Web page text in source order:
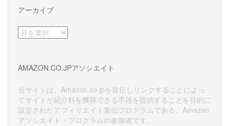
アーカイブ
ア
ー
ブ
AMAZON.CO.JPアソシエイト
当サイトは、Amazon.co.jpを宣伝しリンクすることによっ
てサイトが紹介料を獲得できる手段を提供することを目的に
設定されたアフィリエイト宣伝プログラムである、Amazon
アソシエイト・プログラムの参加者です。